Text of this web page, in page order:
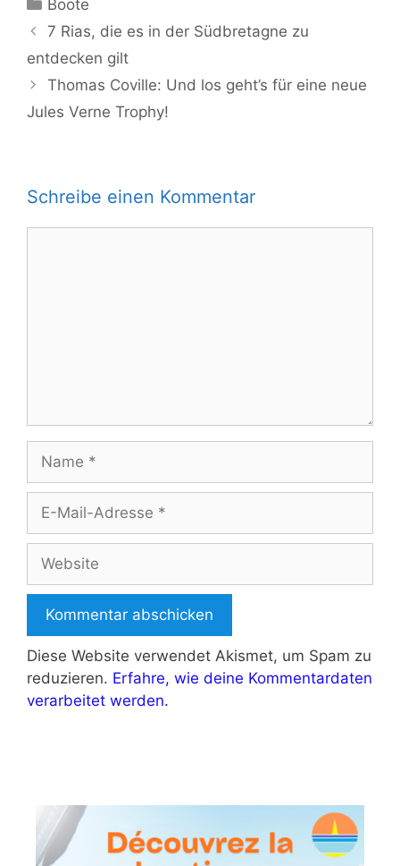
Boote
7 Rias, die es in der Südbretagne zu
entdecken gilt
Thomas Coville: Und los geht’s für eine neue
Jules Verne Trophy!
Schreibe einen Kommentar
Name
Adresse
Website
Diese Website verwendet Akismet, um Spam zu
reduzieren. Erfahre, wie deine Kommentardaten
verarbeitet werden.